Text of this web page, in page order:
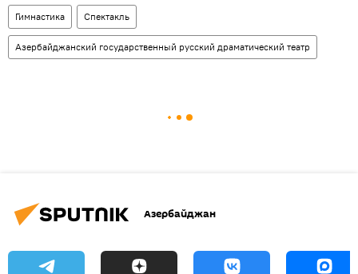
Гимнастика Спектакль
Азербайджанский государственный русский драматический театр
Азербайджан